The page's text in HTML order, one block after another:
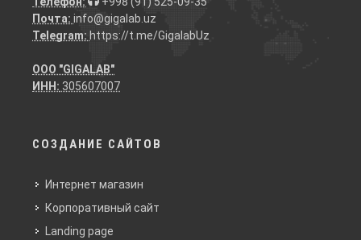
Почта: info@gigalab.uz
Telegram: https://t.me/GigalabUz
ООО "GIGALAB"
ИНН: 305607007
СОЗДАНИЕ САЙТОВ
Интернет магазин
Корпоративный сайт
Landing page